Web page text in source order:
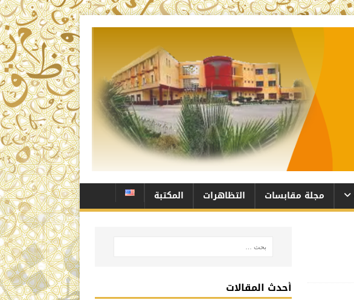
مجلة مقابسات التظاهرات المكتبة
أحدث المقالات